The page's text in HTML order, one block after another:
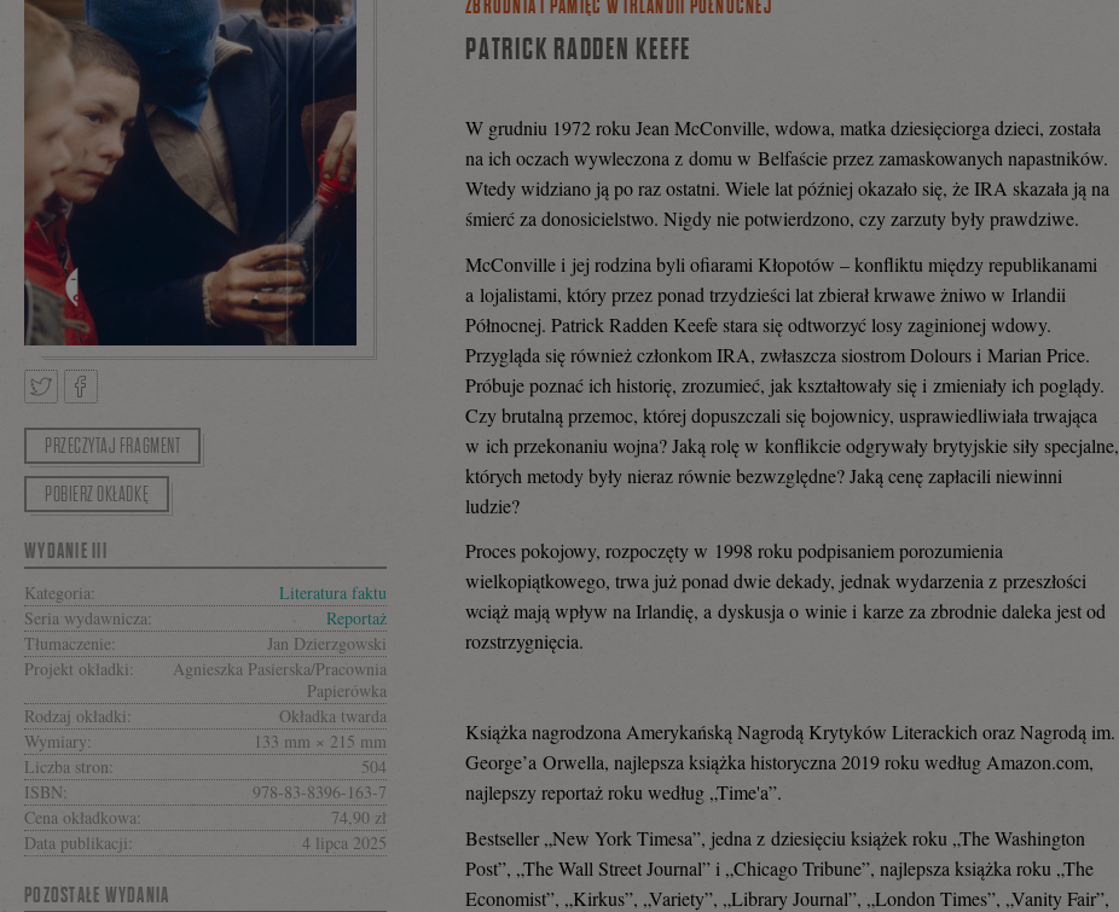
ZBRODNIA I PAMIĘĆ W IRLANDII PÓŁNOCNEJ
PATRICK RADDEN KEEFE
TweetnijPodziel
się
na
Facebooku
W grudniu 1972 roku Jean McConville, wdowa, matka dziesięciorga dzieci, została
na ich oczach wywleczona z domu w Belfaście przez zamaskowanych napastników.
Wtedy widziano ją po raz ostatni. Wiele lat później okazało się, że IRA skazała ją na
śmierć za donosicielstwo. Nigdy nie potwierdzono, czy zarzuty były prawdziwe.
McConville i jej rodzina byli ofiarami Kłopotów – konfliktu między republikanami
a lojalistami, który przez ponad trzydzieści lat zbierał krwawe żniwo w Irlandii
Północnej. Patrick Radden Keefe stara się odtworzyć losy zaginionej wdowy.
Przygląda się również członkom IRA, zwłaszcza siostrom Dolours i Marian Price.
Próbuje poznać ich historię, zrozumieć, jak kształtowały się i zmieniały ich poglądy.
Czy brutalną przemoc, której dopuszczali się bojownicy, usprawiedliwiała trwająca
w ich przekonaniu wojna? Jaką rolę w konflikcie odgrywały brytyjskie siły specjalne,
których metody były nieraz równie bezwzględne? Jaką cenę zapłacili niewinni
ludzie?
Proces pokojowy, rozpoczęty w 1998 roku podpisaniem porozumienia
wielkopiątkowego, trwa już ponad dwie dekady, jednak wydarzenia z przeszłości
wciąż mają wpływ na Irlandię, a dyskusja o winie i karze za zbrodnie daleka jest od
rozstrzygnięcia.
Książka nagrodzona Amerykańską Nagrodą Krytyków Literackich oraz Nagrodą im.
George’a Orwella, najlepsza książka historyczna 2019 roku według Amazon.com,
najlepszy reportaż roku według „Time'a”.
Bestseller „New York Timesa”, jedna z dziesięciu książek roku „The Washington
Post”, „The Wall Street Journal” i „Chicago Tribune”, najlepsza książka roku „The
Economist”, „Kirkus”, „Variety”, „Library Journal”, „London Times”, „Vanity Fair”,
PRZECZYTAJ FRAGMENT
POBIERZ OKŁADKĘ
WYDANIE III
Kategoria:
Literatura faktu
Seria wydawnicza:
Reportaż
Tłumaczenie:
Jan Dzierzgowski
Projekt okładki:
Agnieszka Pasierska/Pracownia
Papierówka
Rodzaj okładki:
Okładka twarda
Wymiary:
133 mm × 215 mm
Liczba stron:
504
ISBN:
978-83-8396-163-7
Cena okładkowa:
74,90 zł
Data publikacji:
4 lipca 2025
POZOSTAŁE WYDANIA